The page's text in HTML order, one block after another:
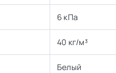
6 кПа
40 кг/м³
Белый